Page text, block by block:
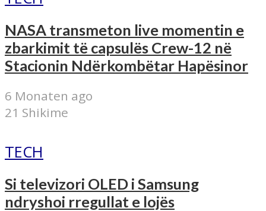
NASA transmeton live momentin e
zbarkimit të capsulës Crew-12 në
Stacionin Ndërkombëtar Hapësinor
6 Monaten ago
21 Shikime
TECH
Si televizori OLED i Samsung
ndryshoi rregullat e lojës